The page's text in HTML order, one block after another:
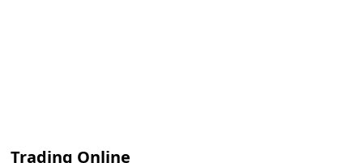
Trading Online